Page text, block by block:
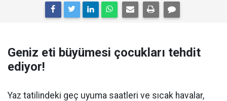
Geniz eti büyümesi çocukları tehdit
ediyor!
Yaz tatilindeki geç uyuma saatleri ve sıcak havalar,